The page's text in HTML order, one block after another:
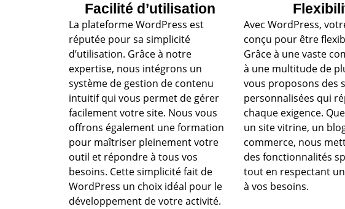
Facilité d’utilisation
La plateforme WordPress est
réputée pour sa simplicité
d’utilisation. Grâce à notre
expertise, nous intégrons un
système de gestion de contenu
intuitif qui vous permet de gérer
facilement votre site. Nous vous
offrons également une formation
pour maîtriser pleinement votre
outil et répondre à tous vos
besoins. Cette simplicité fait de
WordPress un choix idéal pour le
développement de votre activité.
Avec WordPress,
conçu pour être
Grâce à une vaste
à une multitude de
vous proposons des
personnalisées qui
chaque exigence.
un site vitrine, un
commerce, nous
des fonctionnalités
tout en respectant
à vos besoins.